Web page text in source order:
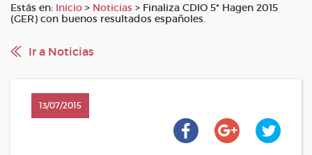
Estás en: Inicio > Noticias > Finaliza CDIO 5* Hagen 2015
(GER) con buenos resultados españoles.
Ir a Noticias
13/07/2015